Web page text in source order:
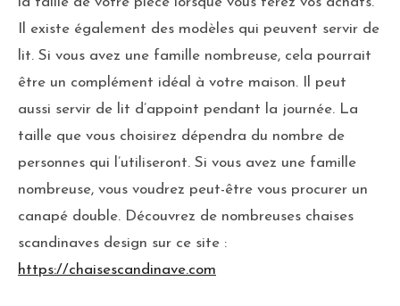
Il existe également des modèles qui peuvent servir de
lit. Si vous avez une famille nombreuse, cela pourrait
être un complément idéal à votre maison. Il peut
aussi servir de lit d’appoint pendant la journée. La
taille que vous choisirez dépendra du nombre de
personnes qui l’utiliseront. Si vous avez une famille
nombreuse, vous voudrez peut-être vous procurer un
canapé double. Découvrez de nombreuses chaises
scandinaves design sur ce site :
https://chaisescandinave.com